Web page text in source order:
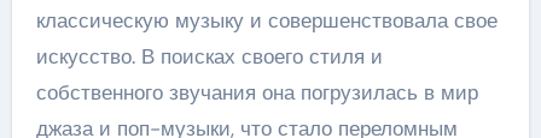
классическую музыку и совершенствовала свое
искусство. В поисках своего стиля и
собственного звучания она погрузилась в мир
джаза и поп-музыки, что стало переломным